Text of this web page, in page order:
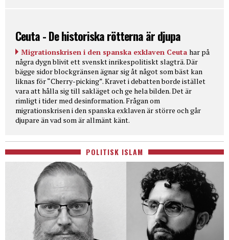
Ceuta - De historiska rötterna är djupa
Migrationskrisen i den spanska exklaven Ceuta har på
några dygn blivit ett svenskt inrikespolitiskt slagträ. Där
bägge sidor blockgränsen ägnar sig åt något som bäst kan
liknas för “Cherry-picking”. Kravet i debatten borde istället
vara att hålla sig till sakläget och ge hela bilden. Det är
rimligt i tider med desinformation. Frågan om
migrationskrisen i den spanska exklaven är större och går
djupare än vad som är allmänt känt.
POLITISK ISLAM